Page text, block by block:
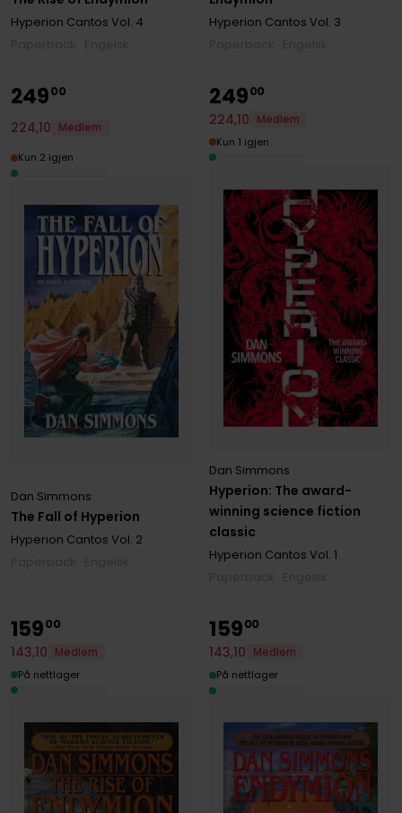
Hyperion Cantos Vol. 4
Hyperion Cantos Vol. 3
The Fall of Hyperion
Dan Simmons
Hyperion Cantos Vol. 2
24900
224,10 Medlem
Kun 2 igjen
Hyperion: The award-
winning science fiction
classic
Dan Simmons
Hyperion Cantos Vol. 1
24900
224,10
Medlem
Kun 1 igjen
15900
143,10
Medlem
På nettlager
15900
143,10
Medlem
På nettlager